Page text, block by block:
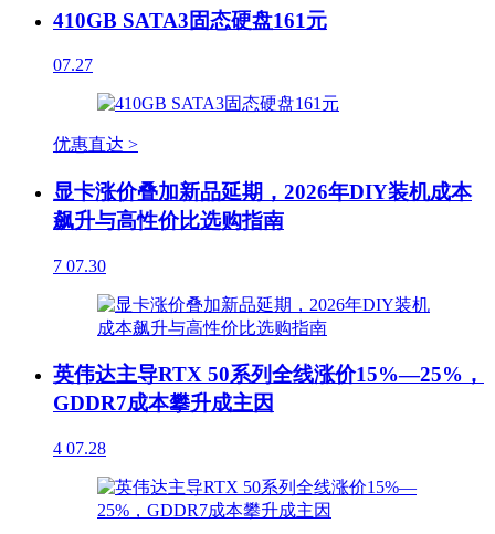
410GB SATA3固态硬盘161元
07.27
优惠直达 >
显卡涨价叠加新品延期，2026年DIY装机成本
飙升与高性价比选购指南
7 07.30
英伟达主导RTX 50系列全线涨价15%—25%，
GDDR7成本攀升成主因
4 07.28